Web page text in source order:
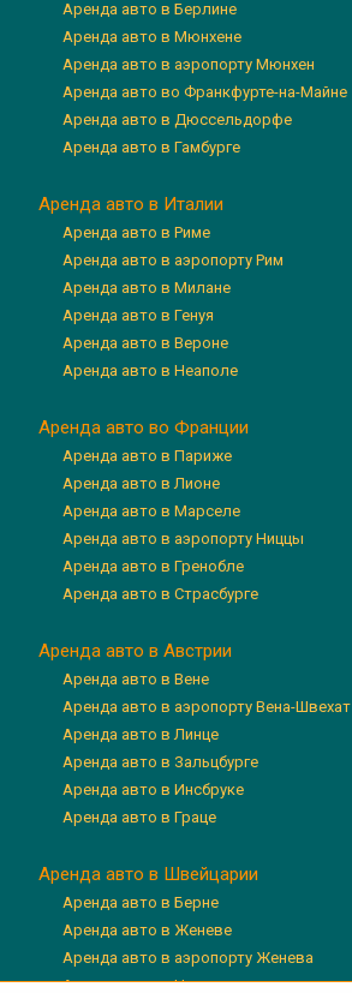
Аренда авто в Берлине
Аренда авто в Мюнхене
Аренда авто в аэропорту Мюнхен
Аренда авто во Франкфурте-на-Майне
Аренда авто в Дюссельдорфе
Аренда авто в Гамбурге
Аренда авто в Италии
Аренда авто в Риме
Аренда авто в аэропорту Рим
Аренда авто в Милане
Аренда авто в Генуя
Аренда авто в Вероне
Аренда авто в Неаполе
Аренда авто во Франции
Аренда авто в Париже
Аренда авто в Лионе
Аренда авто в Марселе
Аренда авто в аэропорту Ниццы
Аренда авто в Гренобле
Аренда авто в Страсбурге
Аренда авто в Австрии
Аренда авто в Вене
Аренда авто в аэропорту Вена-Швехат
Аренда авто в Линце
Аренда авто в Зальцбурге
Аренда авто в Инсбруке
Аренда авто в Граце
Аренда авто в Швейцарии
Аренда авто в Берне
Аренда авто в Женеве
Аренда авто в аэропорту Женева
Аренда авто в Цюрихе